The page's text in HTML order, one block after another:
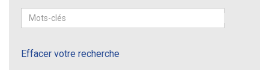
Effacer votre recherche